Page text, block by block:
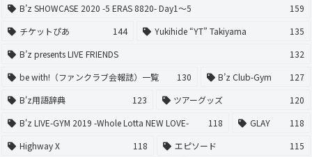
B’z SHOWCASE 2020 -5 ERAS 8820- Day1〜5
159
チケットぴあ
144 Yukihide “YT” Takiyama
135
B’z presents LIVE FRIENDS
132
be with!（ファンクラブ会報誌）一覧
130 B’z Club-Gym
127
B'z用語辞典
123 ツアーグッズ
120
B'z LIVE-GYM 2019 -Whole Lotta NEW LOVE-
118 GLAY
118
Highway X
118 エピソード
115